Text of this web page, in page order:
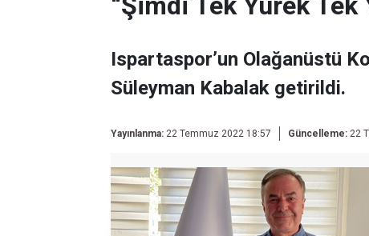
Ispartaspor’un Olağanüstü
Süleyman Kabalak getirildi.
Yayınlanma: 22 Temmuz 2022 18:57 Güncelleme: 22